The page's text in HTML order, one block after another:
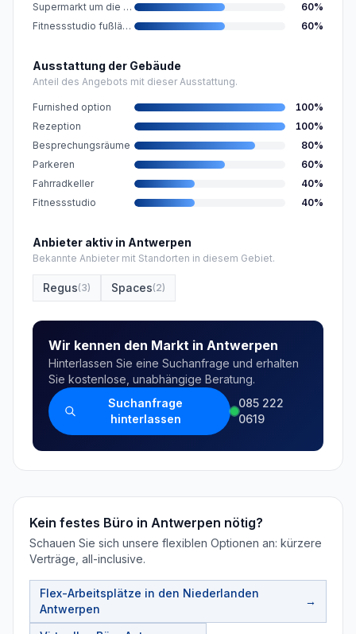
Supermarkt um die Ecke
60%
Fitnessstudio fußläufig
60%
Ausstattung der Gebäude
Anteil des Angebots mit dieser Ausstattung.
Furnished option 100%
Rezeption
100%
Besprechungsräume
80%
Parkeren
60%
Fahrradkeller
40%
Fitnessstudio
40%
Anbieter aktiv in Antwerpen
Bekannte Anbieter mit Standorten in diesem Gebiet.
Regus(3) Spaces(2)
Wir kennen den Markt in Antwerpen
Hinterlassen Sie eine Suchanfrage und erhalten
Sie kostenlose, unabhängige Beratung.
Suchanfrage
hinterlassen
085 222
0619
Kein festes Büro in Antwerpen nötig?
Schauen Sie sich unsere flexiblen Optionen an: kürzere
Verträge, all-inclusive.
Flex-Arbeitsplätze in den Niederlanden
Antwerpen
→